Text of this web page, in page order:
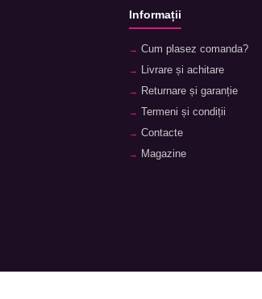
Informații
Cum plasez comanda?
Livrare și achitare
Returnare și garanție
Termeni și condiții
Contacte
Magazine